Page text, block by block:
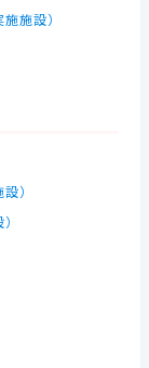
施設）
）